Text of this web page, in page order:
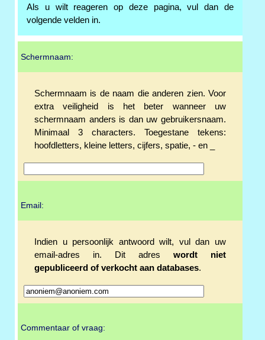
Als u wilt reageren op deze pagina, vul dan de
volgende velden in.
Schermnaam:
Schermnaam is de naam die anderen zien. Voor
extra veiligheid is het beter wanneer uw
schermnaam anders is dan uw gebruikersnaam.
Minimaal 3 characters. Toegestane tekens:
hoofdletters, kleine letters, cijfers, spatie, - en _
Email:
Indien u persoonlijk antwoord wilt, vul dan uw
email-adres in. Dit adres wordt niet
gepubliceerd of verkocht aan databases.
Commentaar of vraag: